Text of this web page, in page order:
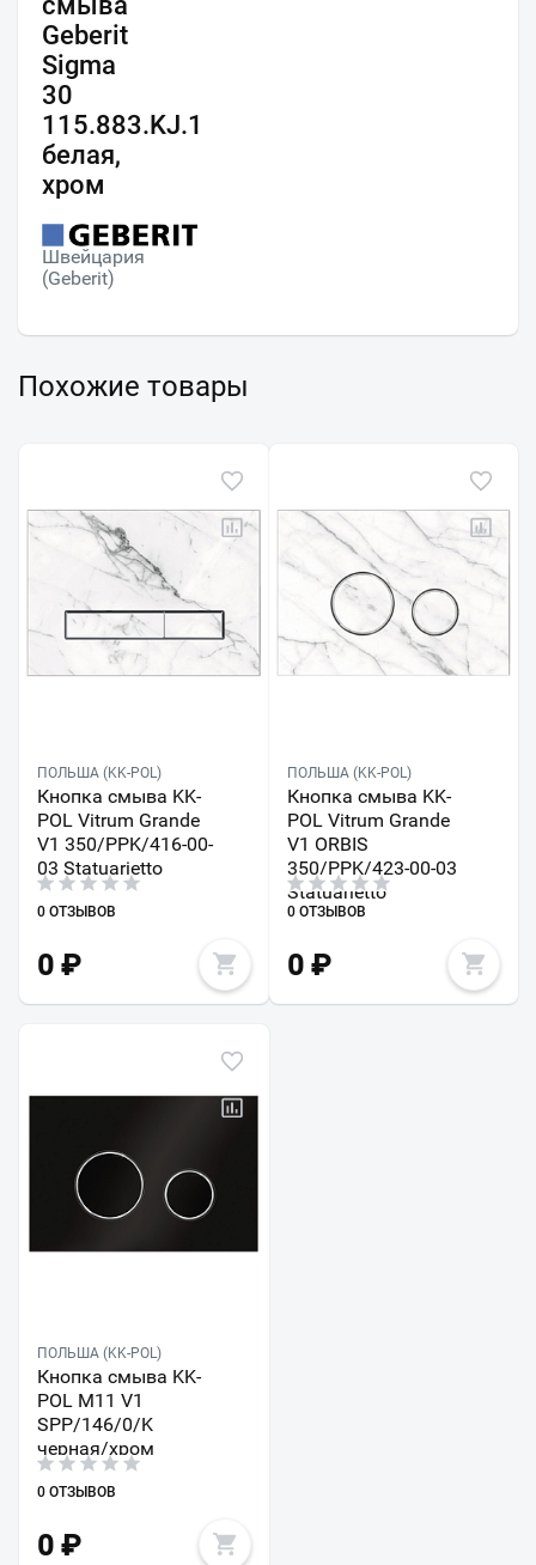
Geberit
Sigma
30
115.883.KJ.1
белая,
хром
Швейцария
(Geberit)
Похожие товары
ПОЛЬША (KK-POL)
Кнопка смыва KK-
POL Vitrum Grande
V1 350/PPK/416-00-
03 Statuarietto
0 ОТЗЫВОВ
0 ₽
ПОЛЬША (KK-POL)
Кнопка смыва KK-
POL Vitrum Grande
V1 ORBIS
350/PPK/423-00-03
Statuarietto
0 ОТЗЫВОВ
0₽
ПОЛЬША (KK-POL)
Кнопка смыва KK-
POL M11 V1
SPP/146/0/K
черная/хром
0 ОТЗЫВОВ
0 ₽